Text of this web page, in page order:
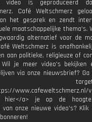
video is geproduceerd
Café Weltschmerz
het gesprek en zendt
maatschappelijke thema's.
alternatief voor de
Weltschmerz is
aan politieke, religieuze of
Wil je meer video's bekijken
via onze nieuwsbrief? Ga
www.cafeweltschmerz.nl/
hier</a> je op de
van onze nieuwe video's? Klik